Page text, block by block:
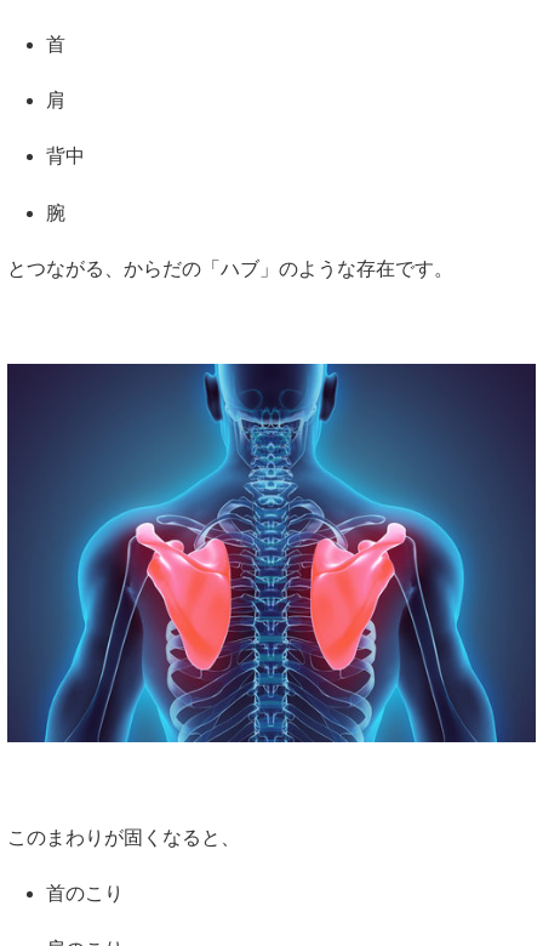
首
肩
背中
腕
とつながる、からだの「ハブ」のような存在です。
このまわりが固くなると、
首のこり